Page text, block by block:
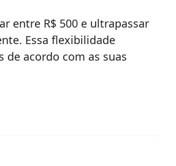
entre R$ 500 e ultrapassar
Essa flexibilidade
de acordo com as suas